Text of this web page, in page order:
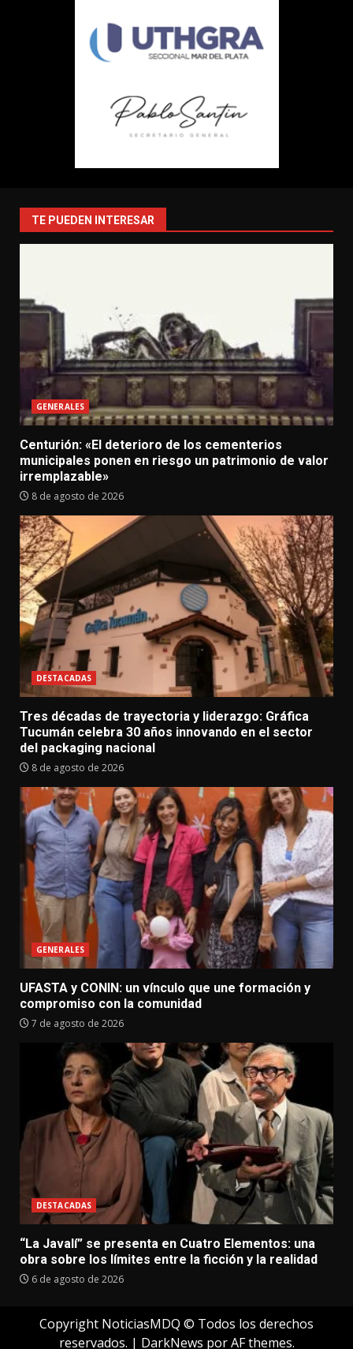
TE PUEDEN INTERESAR
GENERALES
Centurión: «El deterioro de los cementerios
municipales ponen en riesgo un patrimonio de valor
irremplazable»
8 de agosto de 2026
DESTACADAS
Tres décadas de trayectoria y liderazgo: Gráfica
Tucumán celebra 30 años innovando en el sector
del packaging nacional
8 de agosto de 2026
GENERALES
UFASTA y CONIN: un vínculo que une formación y
compromiso con la comunidad
7 de agosto de 2026
DESTACADAS
“La Javalí” se presenta en Cuatro Elementos: una
obra sobre los límites entre la ficción y la realidad
6 de agosto de 2026
Copyright NoticiasMDQ © Todos los derechos
reservados. | DarkNews por AF themes.